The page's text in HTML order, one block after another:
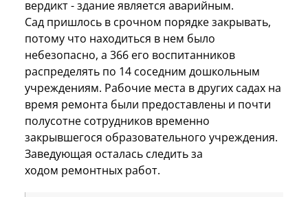
вердикт - здание является аварийным.
Сад пришлось в срочном порядке закрывать,
потому что находиться в нем было
небезопасно, а 366 его воспитанников
распределять по 14 соседним дошкольным
учреждениям. Рабочие места в других садах на
время ремонта были предоставлены и почти
полусотне сотрудников временно
закрывшегося образовательного учреждения.
Заведующая осталась следить за
ходом ремонтных работ.